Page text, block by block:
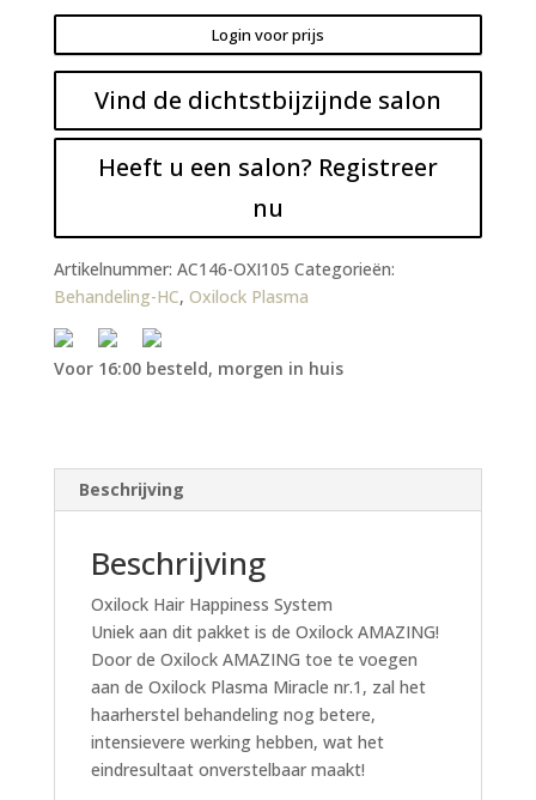
Login voor prijs
Vind de dichtstbijzijnde salon
Heeft u een salon? Registreer
nu
Artikelnummer: AC146-OXI105 Categorieën:
Behandeling-HC, Oxilock Plasma
Voor 16:00 besteld, morgen in huis
Beschrijving
Beschrijving
Oxilock Hair Happiness System
Uniek aan dit pakket is de Oxilock AMAZING!
Door de Oxilock AMAZING toe te voegen
aan de Oxilock Plasma Miracle nr.1, zal het
haarherstel behandeling nog betere,
intensievere werking hebben, wat het
eindresultaat onverstelbaar maakt!